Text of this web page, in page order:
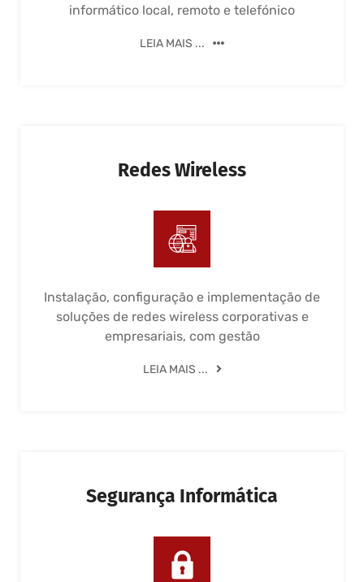
informático local, remoto e telefónico
LEIA MAIS ...
Redes Wireless
Instalação, configuração e implementação de
soluções de redes wireless corporativas e
empresariais, com gestão
LEIA MAIS ...
Segurança Informática